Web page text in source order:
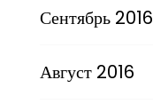
Сентябрь 2016
Август 2016